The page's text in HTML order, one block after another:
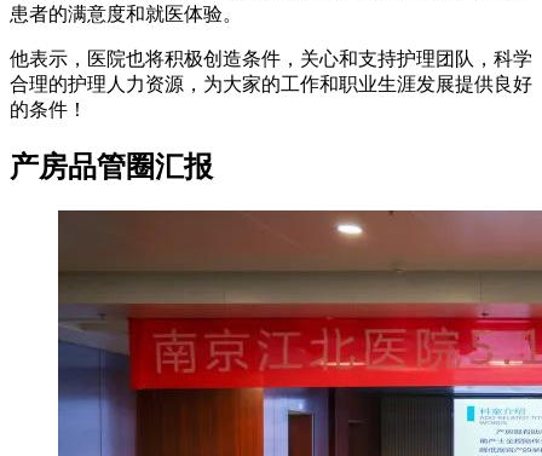
患者的满意度和就医体验。
他表示，医院也将积极创造条件，关心和支持护理团队，科学
合理的护理人力资源，为大家的工作和职业生涯发展提供良好
的条件！
产房品管圈汇报